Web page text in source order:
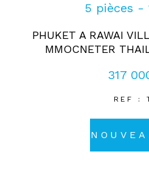
5 pièces -
PHUKET A RAWAI
MMOCNETER
317
REF :